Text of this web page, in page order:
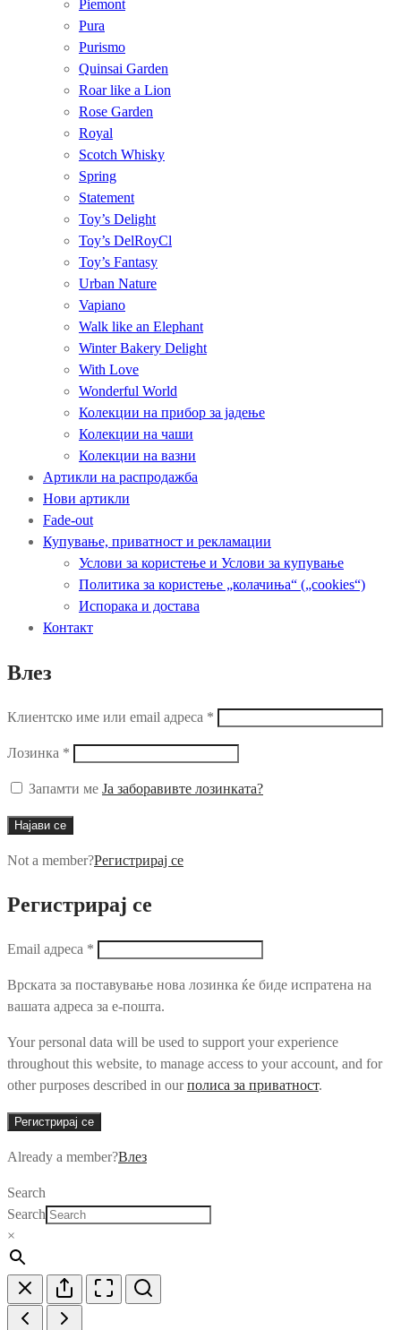
Piemont
Pura
Purismo
Quinsai Garden
Roar like a Lion
Rose Garden
Royal
Scotch Whisky
Spring
Statement
Toy’s Delight
Toy’s DelRoyCl
Toy’s Fantasy
Urban Nature
Vapiano
Walk like an Elephant
Winter Bakery Delight
With Love
Wonderful World
Колекции на прибор за јадење
Колекции на чаши
Колекции на вазни
Артикли на распродажба
Нови артикли
Fade-out
Купување, приватност и рекламации
Услови за користење и Услови за купување
Политика за користење „колачиња“ („cookies“)
Испорака и достава
Контакт
Влез
Клиентско име или email адреса *
Лозинка *
Запамти ме Ја заборавивте лозинката?
Најави се
Not a member?Регистрирај се
Регистрирај се
Email адреса *
Врската за поставување нова лозинка ќе биде испратена на
вашата адреса за е-пошта.
Your personal data will be used to support your experience
throughout this website, to manage access to your account, and for
other purposes described in ourполиса за приватност.
Регистрирај се
Already a member?Влез
Search
Search
×